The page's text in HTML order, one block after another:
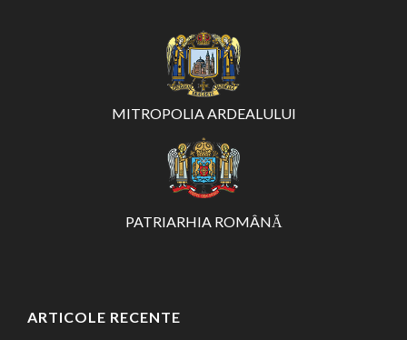
MITROPOLIA ARDEALULUI
PATRIARHIA ROMÂNĂ
ARTICOLE RECENTE